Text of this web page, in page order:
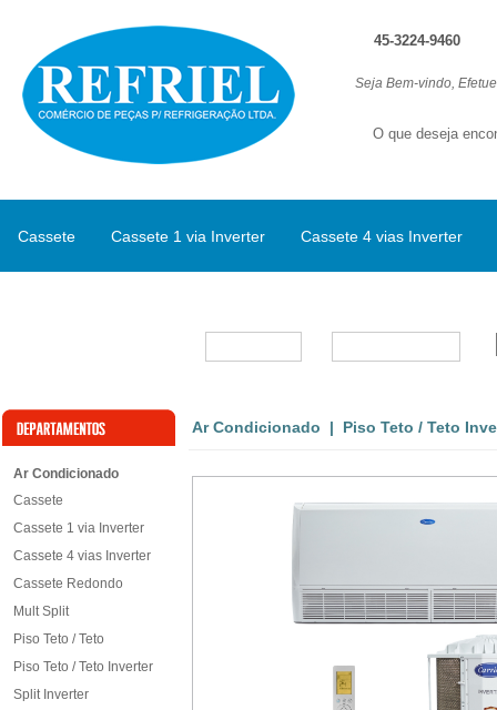
Seja Bem-vindo,
45-3224-9460
Cassete Cassete 1 via Inverter Cassete 4 vias Inverter
Ar Condicionado
Cassete
Cassete 1 via Inverter
Cassete 4 vias Inverter
Cassete Redondo
Mult Split
Piso Teto / Teto
Piso Teto / Teto Inverter
Split Inverter
Ar Condicionado | Piso Teto / Teto